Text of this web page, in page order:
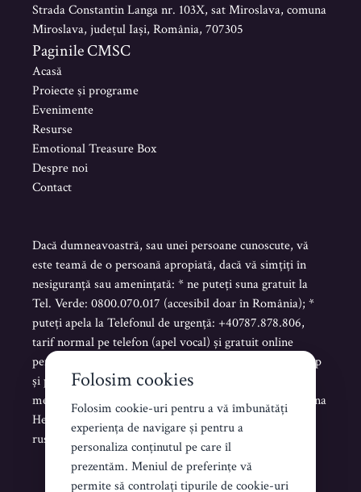
Strada Constantin Langa nr. 103X, sat Miroslava, comuna
Miroslava, județul Iași, România, 707305
Paginile CMSC
Acasă
Proiecte şi programe
Evenimente
Resurse
Emotional Treasure Box
Despre noi
Contact
Dacă dumneavoastră, sau unei persoane cunoscute, vă
este teamă de o persoană apropiată, dacă vă simțiți în
nesiguranță sau amenințată: * ne puteți suna gratuit la
Tel. Verde: 0800.070.017 (accesibil doar în România); *
puteți apela la Telefonul de urgență: +40787.878.806,
tarif normal pe telefon (apel vocal) și gratuit online
pentru mesaje scrise sau vocale pe Telegram, WhatsApp
și pentru mesaje scrise de tip SMS. * puteți trimite un
mesaj scris pe platforma www.helenahelpline.com Helena
Helpline este accesibilă NON STOP în limba română,
rusă, ucraineană și engleză.
Folosim cookies
Folosim cookie-uri pentru a vă îmbunătăți
experiența de navigare și pentru a
personaliza conținutul pe care îl
prezentăm. Meniul de preferinţe vă
permite să controlați tipurile de cookie-uri